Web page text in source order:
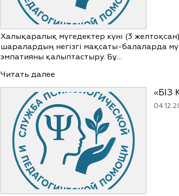
Халықаралық мүгедектер күні (3
шаралардың негізгі мақсаты-балаларда
эмпатияны қалыптастыру. Бұ…
Читать далее